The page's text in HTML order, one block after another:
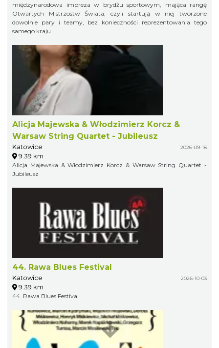
międzynarodowa impreza w brydżu sportowym, mająca rangę
Otwartych Mistrzostw Świata, czyli startują w niej tworzone
dowolnie pary i teamy, bez konieczności reprezentowania tego
samego kraju.
Alicja Majewska & Włodzimierz Korcz &
Warsaw String Quartet - Jubileusz
Katowice 2026-09-18
9.39 km
Alicja Majewska & Włodzimierz Korcz & Warsaw String Quartet -
Jubileusz
44. Rawa Blues Festival
Katowice 2026-10-03
9.39 km
44. Rawa Blues Festival